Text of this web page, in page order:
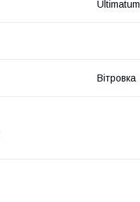
Ultimatum
Вітровка